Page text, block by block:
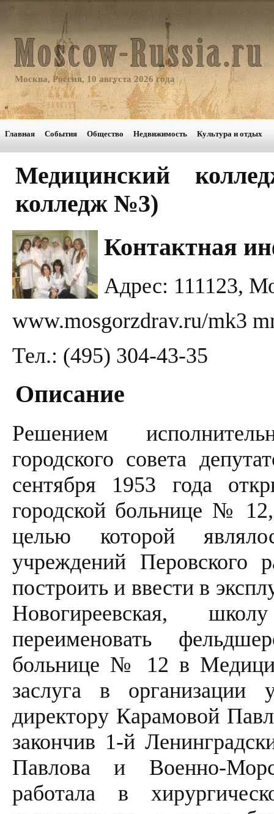
Москва, Россия, 10 августа 2026 года
Главная События Общество Недвижимость Культура и отдых
Медицинский
колледж №3)
Контактная
Адрес: 111123,
www.mosgorzdrav.ru/mk3
Тел.: (495) 304-43-35
Описание
Решением
городского совета
сентября 1953 года
городской больнице №
целью которой
учреждений Перовского
построить и ввести в
Новогиреевская,
переименовать
больнице № 12 в
заслуга в организации
директору Карамовой
закончив 1-й
Павлова и Военно-
работала в